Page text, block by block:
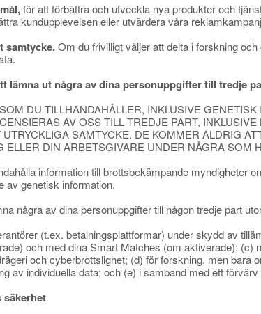
för att förbättra och utveckla nya produkter och
kundupplevelsen eller utvärdera våra
samtycke.Om du frivilligt väljer att delta i forskning
lämna ut några av dina personuppgifter till tredje
DU TILLHANDAHÅLLER, INKLUSIVE
AV OSS TILL TREDJE PART,
SAMTYCKE. DE KOMMER ALDRIG
ELLER DIN ARBETSGIVARE UNDER NÅGRA SOM
information till brottsbekämpande myndigheter
av genetisk information.
några av dina personuppgifter till någon tredje part
(t.ex. betalningsplattformar) under skydd av
och med dina Smart Matches (om aktiverade); (c)
och cyberbrottslighet; (d) för forskning, men
av individuella data; och (e) i samband med ett
säkerhet